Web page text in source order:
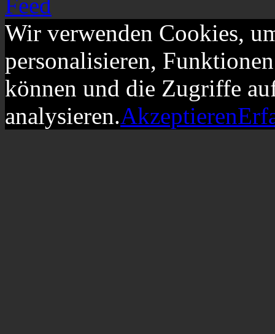
Wir verwenden Cookies,
personalisieren,
können und die Zugriffe
analysieren.Akzeptieren